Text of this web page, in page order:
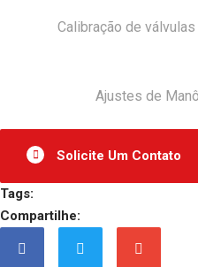
Calibração de
Ajustes de
Solicite Um Contato
Tags:
Compartilhe: